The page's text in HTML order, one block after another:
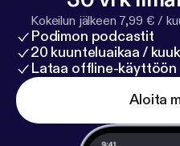
Kokeilun jälkeen 7,99 € /
Podimon podcastit
20 kuunteluaikaa /
Lataa offline-käyttöön
Aloita